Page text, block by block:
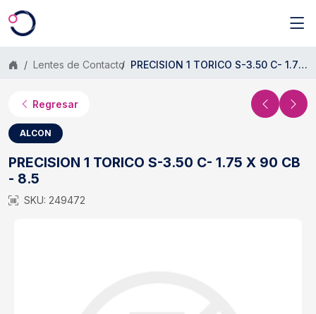
Saltar al contenido principal
Lentes de Contacto PRECISION 1 TORICO S-3.50 C- 1.75 X 90 CB - 8.5
Regresar
ALCON
PRECISION 1 TORICO S-3.50 C- 1.75 X 90 CB
- 8.5
SKU: 249472